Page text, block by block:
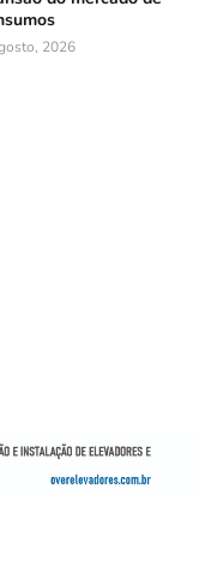
2026